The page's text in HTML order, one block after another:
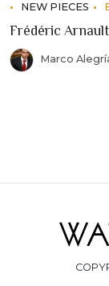
NEW PIECES
Frédéric
Marco